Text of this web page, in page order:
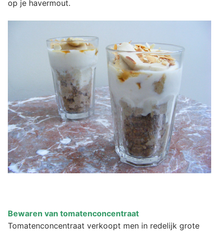
op je havermout.
Bewaren van tomatenconcentraat
Tomatenconcentraat verkoopt men in redelijk grote